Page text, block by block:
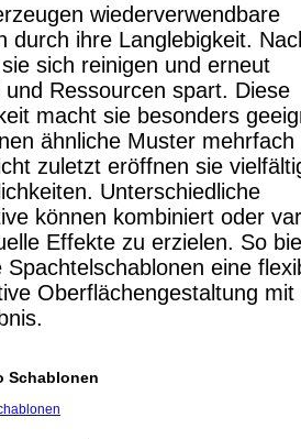
wiederverwendbare
durch ihre Langlebigkeit.
sich reinigen und erneut
Ressourcen spart. Diese
macht sie besonders
ähnliche Muster mehrfach
zuletzt eröffnen sie
Unterschiedliche
können kombiniert oder
Effekte zu erzielen. So
eine
Oberflächengestaltung mit
Schablonen